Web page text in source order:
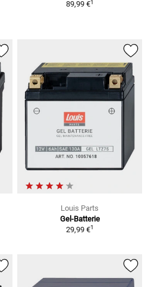
89,99 €1
Louis Parts
Gel-Batterie
29,99 €1